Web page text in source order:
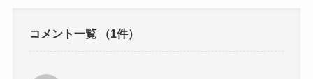
コメント一覧 （1件）